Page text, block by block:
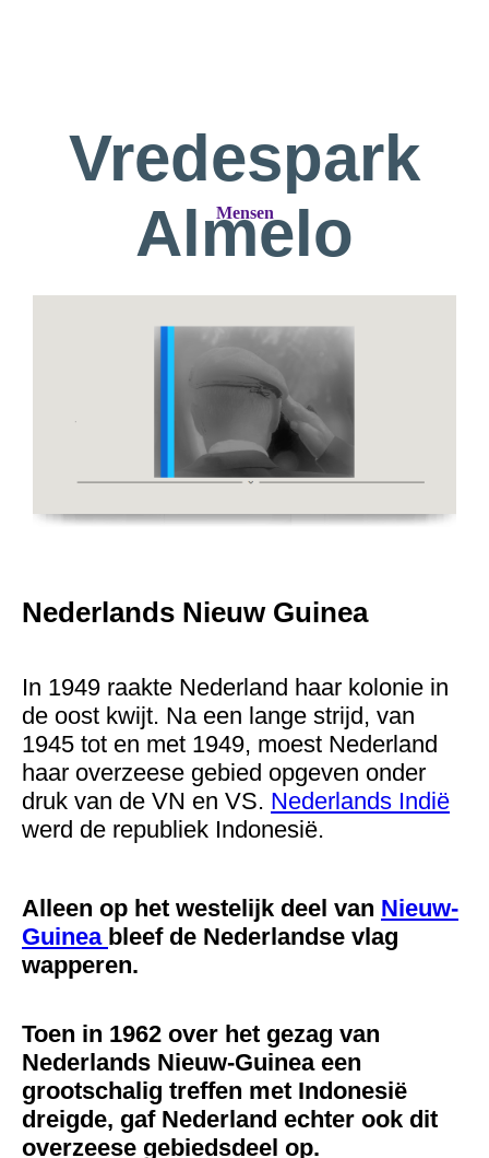
Vredespark
Almelo
Mensen
Nederlands Nieuw Guinea
In 1949 raakte Nederland haar kolonie in
de oost kwijt. Na een lange strijd, van
1945 tot en met 1949, moest Nederland
haar overzeese gebied opgeven onder
druk van de VN en VS. Nederlands Indië
werd de republiek Indonesië.
Alleen op het westelijk deel van Nieuw-
Guinea bleef de Nederlandse vlag
wapperen.
Toen in 1962 over het gezag van
Nederlands Nieuw-Guinea een
grootschalig treffen met Indonesië
dreigde, gaf Nederland echter ook dit
overzeese gebiedsdeel op.